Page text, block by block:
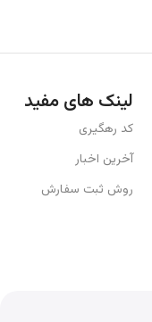
لینک های مفید
کد رهگیری
آخرین اخبار
روش ثبت سفارش